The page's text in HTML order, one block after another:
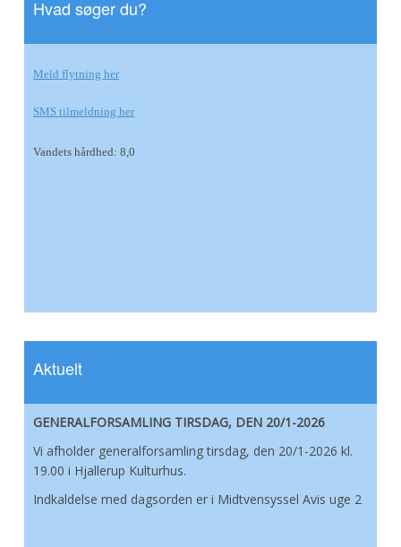
Hvad søger du?
Meld flytning her
SMS tilmeldning her
Vandets hårdhed: 8,0
Aktuelt
GENERALFORSAMLING TIRSDAG, DEN 20/1-2026
Vi afholder generalforsamling tirsdag, den 20/1-2026 kl.
19.00 i Hjallerup Kulturhus.
Indkaldelse med dagsorden er i Midtvensyssel Avis uge 2